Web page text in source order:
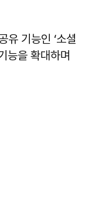
유 기능인 ‘소셜
능을 확대하며